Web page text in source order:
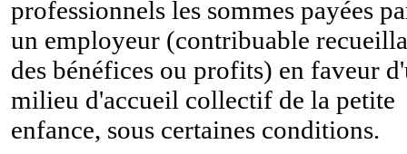
professionnels les sommes payées
un employeur (contribuable
des bénéfices ou profits) en faveur
milieu d'accueil collectif de la petite
enfance, sous certaines conditions.